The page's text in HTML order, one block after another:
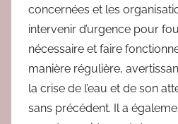
concernées et les
intervenir d’urgence pour
nécessaire et faire
manière régulière,
la crise de l’eau et de son
sans précédent. Il a